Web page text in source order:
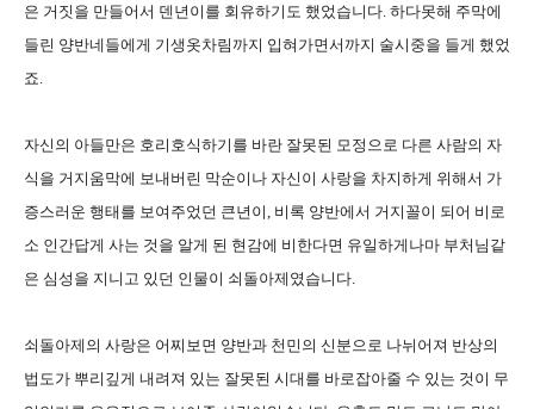
은 거짓을 만들어서 덴년이를 회유하기도 했었습니다. 하다못해 주막에
들린 양반네들에게 기생옷차림까지 입혀가면서까지 술시중을 들게 했었
죠.
자신의 아들만은 호리호식하기를 바란 잘못된 모정으로 다른 사람의 자
식을 거지움막에 보내버린 막순이나 자신이 사랑을 차지하게 위해서 가
증스러운 행태를 보여주었던 큰년이, 비록 양반에서 거지꼴이 되어 비로
소 인간답게 사는 것을 알게 된 현감에 비한다면 유일하게나마 부처님같
은 심성을 지니고 있던 인물이 쇠돌아제였습니다.
쇠돌아제의 사랑은 어찌보면 양반과 천민의 신분으로 나뉘어져 반상의
법도가 뿌리깊게 내려져 있는 잘못된 시대를 바로잡아줄 수 있는 것이 무